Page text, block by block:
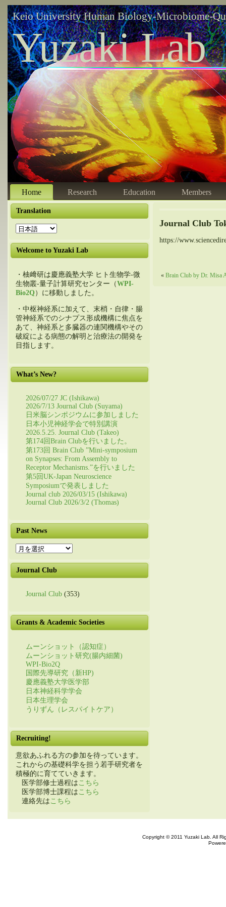
Keio University Human Biology-Microbiome-
Yuzaki Lab
Home Research Education Members
Translation
Welcome to Yuzaki Lab
・柚﨑研は慶應義塾大学 ヒト生物学-微
生物叢-量子計算研究センター（WPI-
Bio2Q）に移動しました。
・中枢神経系に加えて、末梢・自律・腸
管神経系でのシナプス形成機構に焦点を
あて、神経系と多臓器の連関機構やその
破綻による病態の解明と治療法の開発を
目指します。
What’s New?
2026/07/27 JC (Ishikawa)
2026/7/13 Journal Club (Suyama)
日米脳シンポジウムに参加しました
日本小児神経学会で特別講演
2026.5.25. Journal Club (Takeo)
第174回Brain Clubを行いました。
第173回 Brain Club ”Mini-symposium
on Synapses: From Assembly to
Receptor Mechanisms.”を行いました
第5回UK-Japan Neuroscience
Symposiumで発表しました
Journal club 2026/03/15 (Ishikawa)
Journal Club 2026/3/2 (Thomas)
Past News
Past
News
Journal Club
Journal Club (353)
Grants & Academic Societies
ムーンショット（認知症）
ムーンショット研究(腸内細菌)
WPI-Bio2Q
国際先導研究（新HP)
慶應義塾大学医学部
日本神経科学学会
日本生理学会
うりずん（レスパイトケア）
Recruiting!
意欲あふれる方の参加を待っています。
これからの基礎科学を担う若手研究者を
積極的に育てていきます。
医学部修士過程は こちら
医学部博士課程は こちら
連絡先は こちら
Journal Club
https://
« Brain Club by Dr. Misa
Copyright © 2011 Yuzaki Lab. All